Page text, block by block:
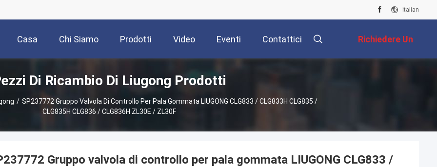
Italian
Casa Chi Siamo Prodotti Video Eventi Contattici Richiedere Un
Preventivo
Di Ricambio Di Liugong Prodotti
/ SP237772 Gruppo Valvola Di Controllo Per Pala Gommata LIUGONG CLG833 / CLG833H CLG835 /
CLG835H CLG836 / CLG836H ZL30E / ZL30F
Gruppo valvola di controllo per pala gommata LIUGONG CLG833 /